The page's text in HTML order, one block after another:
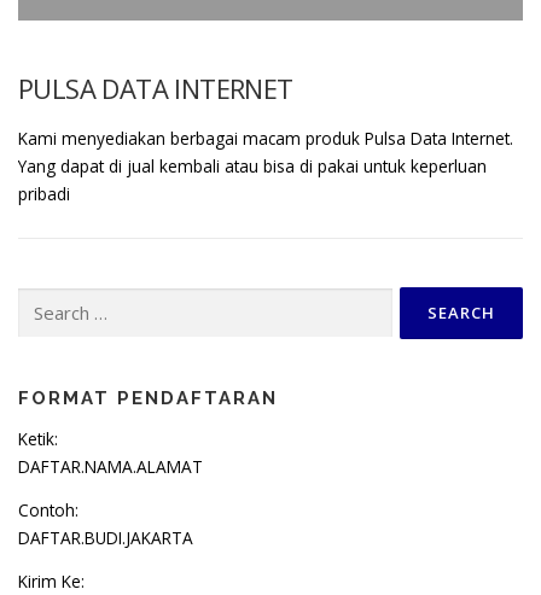
PULSA DATA INTERNET
Kami menyediakan berbagai macam produk Pulsa Data Internet.
Yang dapat di jual kembali atau bisa di pakai untuk keperluan
pribadi
FORMAT PENDAFTARAN
Ketik:
DAFTAR.NAMA.ALAMAT
Contoh:
DAFTAR.BUDI.JAKARTA
Kirim Ke: